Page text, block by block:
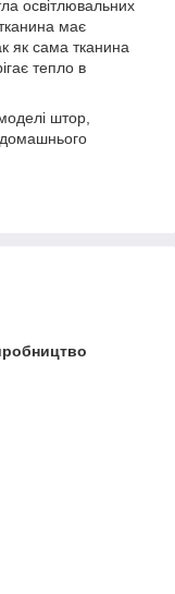
освітлювальних
має
як сама тканина
тепло в
штор,
домашнього